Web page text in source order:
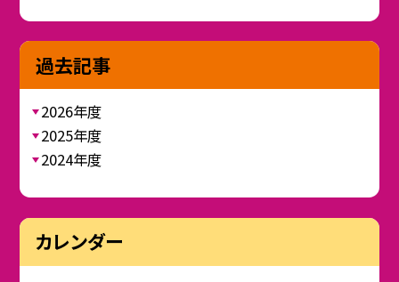
過去記事
2026年度
2025年度
2024年度
カレンダー